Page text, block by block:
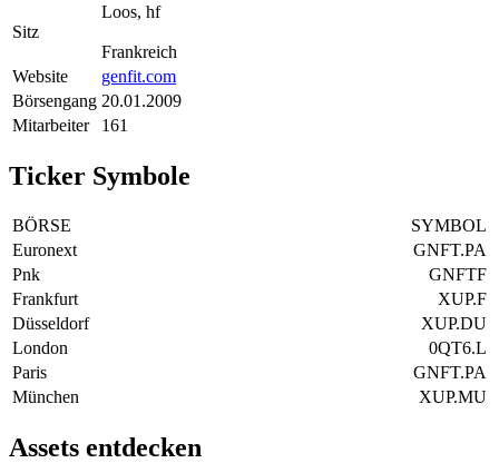
Sitz
Loos, hf
Frankreich
Website
genfit.com
Börsengang 20.01.2009
Mitarbeiter
161
Ticker Symbole
BÖRSE
SYMBOL
Euronext
GNFT.PA
Pnk
GNFTF
Frankfurt
XUP.F
Düsseldorf
XUP.DU
London
0QT6.L
Paris
GNFT.PA
München
XUP.MU
Assets entdecken